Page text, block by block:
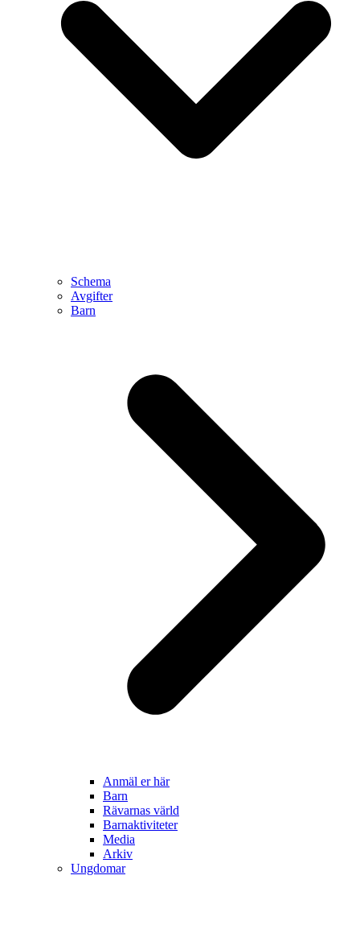
Schema
Avgifter
Barn
Anmäl er här
Barn
Rävarnas värld
Barnaktiviteter
Media
Arkiv
Ungdomar